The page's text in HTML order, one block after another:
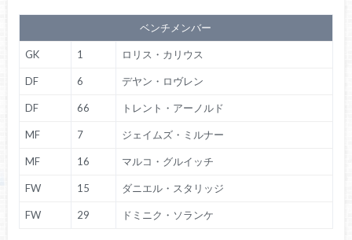
ベンチメンバー
GK 1 ロリス・カリウス
DF 6 デヤン・ロヴレン
DF 66 トレント・アーノルド
MF 7 ジェイムズ・ミルナー
MF 16 マルコ・グルイッチ
FW 15 ダニエル・スタリッジ
FW 29 ドミニク・ソランケ